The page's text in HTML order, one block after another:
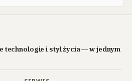
technologie i styl życia — w jednym